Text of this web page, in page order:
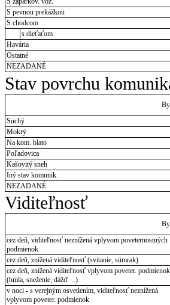
S pevnou prekážkou
S chodcom
s dieťaťom
Havária
Ostatné
NEZADANÉ
Stav povrchu
Suchý
Mokrý
Na kom. blato
Poľadovica
Kašovitý sneh
Iný stav komunik.
NEZADANÉ
Viditeľnosť
cez deň, viditeľnosť neznížená vplyvom poveternostných
podmienok
cez deň, znížená viditeľnosť (svitanie, súmrak)
cez deň, znížená viditeľnosť vplyvom poveter. podmienok
(hmla, sneženie, dážď ...)
v noci - s verejným osvetlením, viditeľnosť neznížená
vplyvom poveter. podmienok